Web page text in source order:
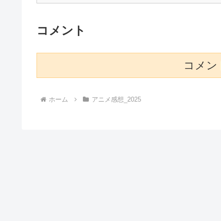
コメント
コメン
ホーム アニメ感想_2025